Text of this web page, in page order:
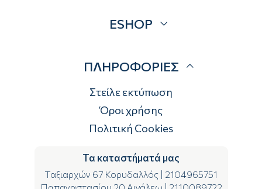
Brands
ESHOP
Τρόποι αποστολής
Τρόποι πληρωμής
Επιστροφές
ΠΛΗΡΟΦΟΡΙΕΣ
Στείλε εκτύπωση
Όροι χρήσης
Πολιτική Cookies
Τα καταστήματά μας
Ταξιαρχών 67 Κορυδαλλός
2104965751